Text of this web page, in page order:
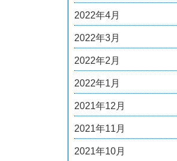
2022年4月
2022年3月
2022年2月
2022年1月
2021年12月
2021年11月
2021年10月